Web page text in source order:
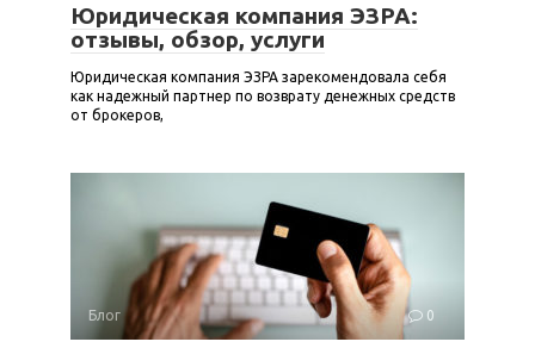
Юридическая компания ЭЗРА:
отзывы, обзор, услуги
Юридическая компания ЭЗРА зарекомендовала себя
как надежный партнер по возврату денежных средств
от брокеров,
Блог 0